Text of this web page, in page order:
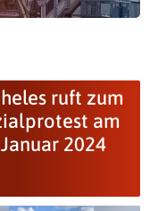
ruft zum
am
2024